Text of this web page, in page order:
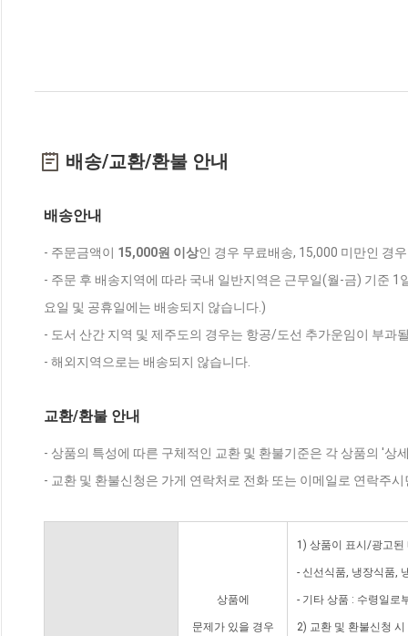
배송/교환/환불 안내
배송안내
- 주문금액이 15,000원 이상인 경우 무료배송, 15,000 미만인 경
- 주문 후 배송지역에 따라 국내 일반지역은 근무일(월-금) 기준
요일 및 공휴일에는 배송되지 않습니다.)
- 도서 산간 지역 및 제주도의 경우는 항공/도선 추가운임이 부과
- 해외지역으로는 배송되지 않습니다.
교환/환불 안내
- 상품의 특성에 따른 구체적인 교환 및 환불기준은 각 상품의 '상
- 교환 및 환불신청은 가게 연락처로 전화 또는 이메일로 연락주
상품에
문제가 있을 경우
1) 상품이 표시/광고된
- 신선식품, 냉장식품,
- 기타 상품 : 수령일로
2) 교환 및 환불신청